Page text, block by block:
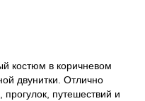
костюм в коричневом
двунитки. Отлично
путешествий и